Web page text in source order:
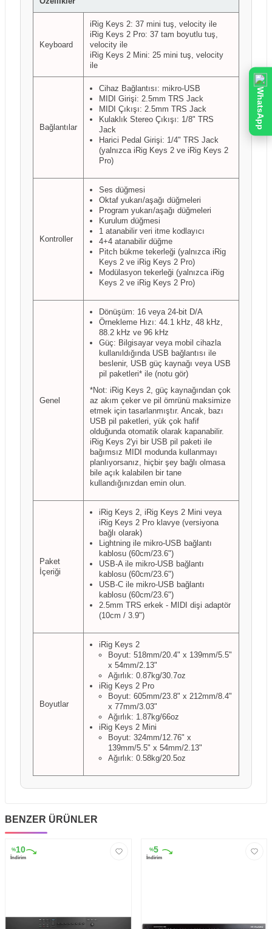
Keyboard
iRig Keys 2: 37 mini tuş, velocity ile
iRig Keys 2 Pro: 37 tam boyutlu tuş,
velocity ile
iRig Keys 2 Mini: 25 mini tuş, velocity
ile
Bağlantılar
Cihaz Bağlantısı: mikro-USB
MIDI Girişi: 2.5mm TRS Jack
MIDI Çıkışı: 2.5mm TRS Jack
Kulaklık Stereo Çıkışı: 1/8" TRS
Jack
Harici Pedal Girişi: 1/4" TRS Jack
(yalnızca iRig Keys 2 ve iRig Keys 2
Pro)
Kontroller
Ses düğmesi
Oktaf yukarı/aşağı düğmeleri
Program yukarı/aşağı düğmeleri
Kurulum düğmesi
1 atanabilir veri itme kodlayıcı
4+4 atanabilir düğme
Pitch bükme tekerleği (yalnızca iRig
Keys 2 ve iRig Keys 2 Pro)
Modülasyon tekerleği (yalnızca iRig
Keys 2 ve iRig Keys 2 Pro)
Genel
Dönüşüm: 16 veya 24-bit D/A
Örnekleme Hızı: 44.1 kHz, 48 kHz,
88.2 kHz ve 96 kHz
Güç: Bilgisayar veya mobil cihazla
kullanıldığında USB bağlantısı ile
beslenir, USB güç kaynağı veya USB
pil paketleri* ile (notu gör)
*Not: iRig Keys 2, güç kaynağından çok
az akım çeker ve pil ömrünü maksimize
etmek için tasarlanmıştır. Ancak, bazı
USB pil paketleri, yük çok hafif
olduğunda otomatik olarak kapanabilir.
iRig Keys 2'yi bir USB pil paketi ile
bağımsız MIDI modunda kullanmayı
planlıyorsanız, hiçbir şey bağlı olmasa
bile açık kalabilen bir tane
kullandığınızdan emin olun.
Paket
İçeriği
iRig Keys 2, iRig Keys 2 Mini veya
iRig Keys 2 Pro klavye (versiyona
bağlı olarak)
Lightning ile mikro-USB bağlantı
kablosu (60cm/23.6")
USB-A ile mikro-USB bağlantı
kablosu (60cm/23.6")
USB-C ile mikro-USB bağlantı
kablosu (60cm/23.6")
2.5mm TRS erkek - MIDI dişi adaptör
(10cm / 3.9")
Boyutlar
iRig Keys 2
Boyut: 518mm/20.4" x 139mm/5.5"
x 54mm/2.13"
Ağırlık: 0.87kg/30.7oz
iRig Keys 2 Pro
Boyut: 605mm/23.8" x 212mm/8.4"
x 77mm/3.03"
Ağırlık: 1.87kg/66oz
iRig Keys 2 Mini
Boyut: 324mm/12.76" x
139mm/5.5" x 54mm/2.13"
Ağırlık: 0.58kg/20.5oz
BENZER ÜRÜNLER
%10
İndirim
%5
İndirim
WhatsApp